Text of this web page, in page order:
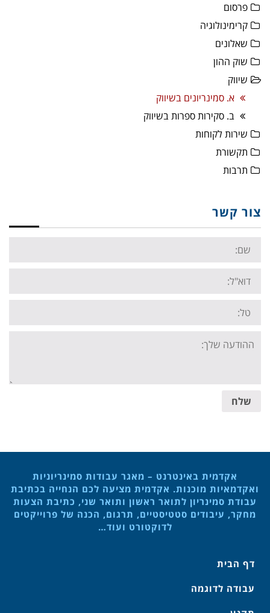
פרסום
קרימינולוגיה
שאלונים
שוק ההון
שיווק
א. סמינריונים בשיווק
ב. סקירות ספרות בשיווק
שירות לקוחות
תקשורת
תרבות
צור קשר
Name:
Email:
Tel:
Your
message:
שלח
אקדמית באינטרנט – מאגר עבודות סמינריוניות
ואקדמאיות מוכנות. אקדמית מציעה לכם הנחייה בכתיבת
עבודת סמינריון לתואר ראשון ותואר שני, כתיבת הצעות
מחקר, עיבודים סטטיסטיים, תרגום, הכנה של פרוייקטים
לדוקטורט ועוד…
דף הבית
עבודה לדוגמה